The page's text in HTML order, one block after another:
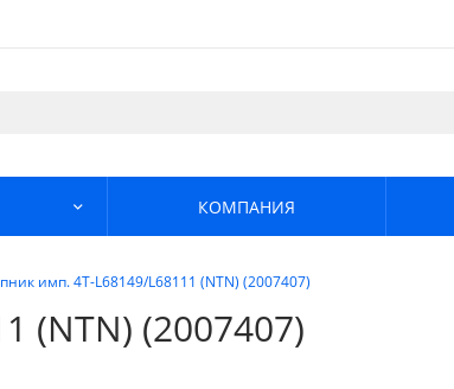
КОМПАНИЯ
имп. 4T-L68149/L68111 (NTN) (2007407)
(NTN) (2007407)